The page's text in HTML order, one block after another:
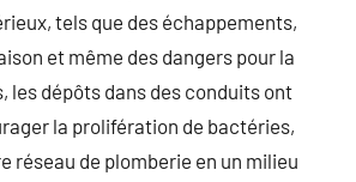
tels que des échappements,
et même des dangers pour la
les dépôts dans des conduits ont
la prolifération de bactéries,
réseau de plomberie en un milieu